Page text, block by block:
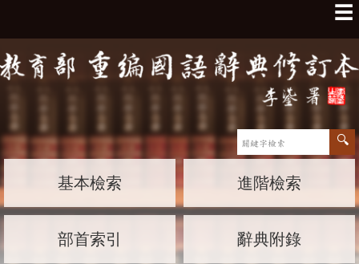
☰
基本檢索 進階檢索
部首索引 辭典附錄